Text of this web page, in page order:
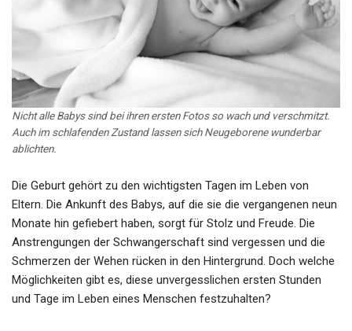
Nicht alle Babys sind bei ihren ersten Fotos so wach und verschmitzt.
Auch im schlafenden Zustand lassen sich Neugeborene wunderbar
ablichten.
Die Geburt gehört zu den wichtigsten Tagen im Leben von
Eltern. Die Ankunft des Babys, auf die sie die vergangenen neun
Monate hin gefiebert haben, sorgt für Stolz und Freude. Die
Anstrengungen der Schwangerschaft sind vergessen und die
Schmerzen der Wehen rücken in den Hintergrund. Doch welche
Möglichkeiten gibt es, diese unvergesslichen ersten Stunden
und Tage im Leben eines Menschen festzuhalten?